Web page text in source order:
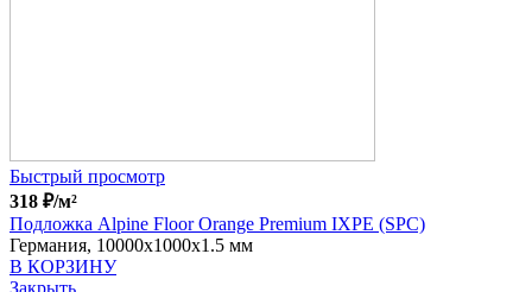
Быстрый просмотр
318 ₽/м²
Подложка Alpine Floor Orange Premium IXPE (SPC)
Германия, 10000x1000x1.5 мм
В КОРЗИНУ